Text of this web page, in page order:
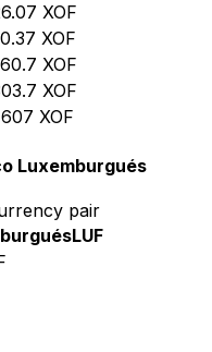
XOF
XOF
XOF
XOF
XOF
Luxemburgués
pair
LUF